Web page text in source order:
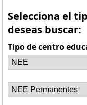
Selecciona el
deseas buscar:
Tipo de centro